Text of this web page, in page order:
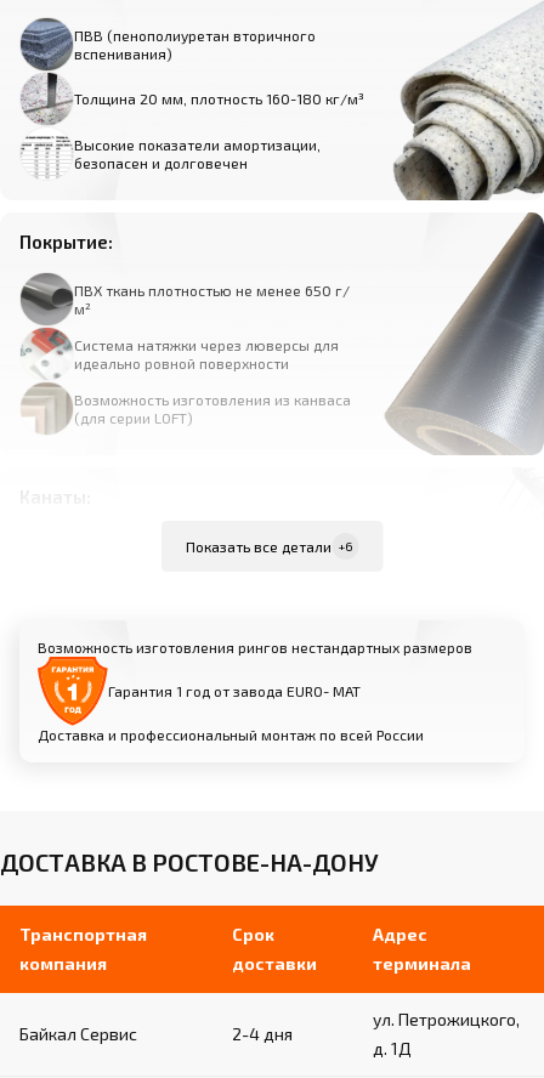
ПВВ (пенополиуретан вторичного
вспенивания)
Толщина 20 мм, плотность 160-180 кг/м³
Высокие показатели амортизации,
безопасен и долговечен
Покрытие:
ПВХ ткань плотностью не менее 650 г/
м²
Система натяжки через люверсы для
идеально ровной поверхности
Возможность изготовления из канваса
(для серии LOFT)
Внутренняя жила из стального троса диаметром
Съемный чехол из износостойкой
искусственной кожи
Порошковое покрытие для защиты от
коррозии
Кольцевые «ушки-держатели» для крепления
Материал: плотный вспененный поролон в
Показать все детали +6
Возможность изготовления рингов нестандартных размеров
Гарантия 1 год от завода EURO- МАТ
Доставка и профессиональный монтаж по всей России
ДОСТАВКА В РОСТОВЕ-НА-ДОНУ
Транспортная
компания
Срок
доставки
Адрес
терминала
Байкал Сервис 2-4 дня
ул. Петрожицкого,
д. 1Д